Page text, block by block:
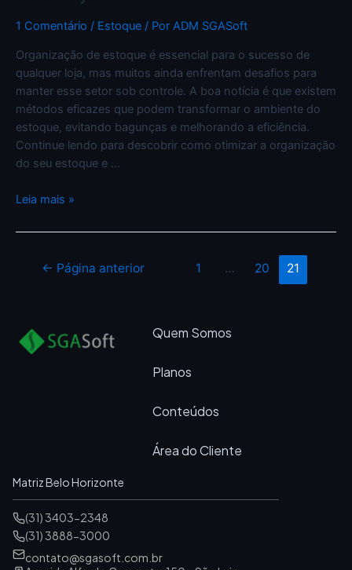
1 Comentário / Estoque / Por ADM SGASoft
Organização de estoque é essencial para o sucesso de
qualquer loja, mas muitos ainda enfrentam desafios para
manter esse setor sob controle. A boa notícia é que existem
métodos eficazes que podem transformar o ambiente do
estoque, evitando bagunças e melhorando a eficiência.
Continue lendo para descobrir como otimizar a organização
do seu estoque e …
Leia mais »
← Página anterior 1 … 20 21
Quem Somos
Planos
Conteúdos
Área do Cliente
Matriz Belo Horizonte
(31) 3403-2348
(31) 3888-3000
contato@sgasoft.com.br